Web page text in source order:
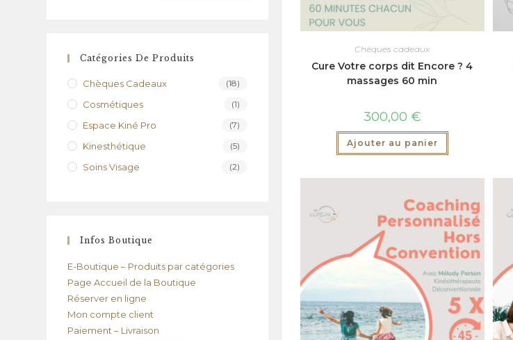
Chèques cadeaux
Cure Votre corps dit Encore ? 4
massages 60 min
300,00 €
Ajouter au panier
Catégories De Produits
Chèques Cadeaux (18)
Cosmétiques (1)
Espace Kiné Pro (7)
Kinesthétique (5)
Soins Visage (2)
Infos Boutique
E-Boutique – Produits par catégories
Page Accueil de la Boutique
Réserver en ligne
Mon compte client
Paiement – Livraison